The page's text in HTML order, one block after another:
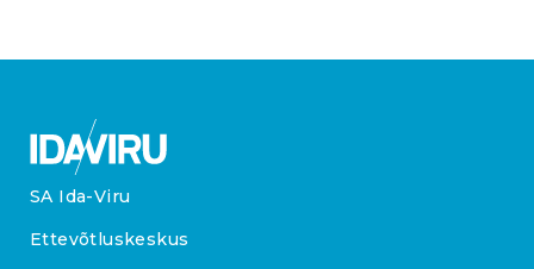
SA Ida-Viru
Ettevõtluskeskus